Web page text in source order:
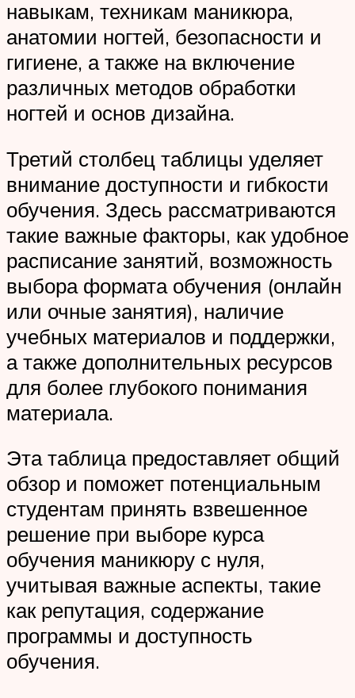
навыкам, техникам маникюра,
анатомии ногтей, безопасности и
гигиене, а также на включение
различных методов обработки
ногтей и основ дизайна.
Третий столбец таблицы уделяет
внимание доступности и гибкости
обучения. Здесь рассматриваются
такие важные факторы, как удобное
расписание занятий, возможность
выбора формата обучения (онлайн
или очные занятия), наличие
учебных материалов и поддержки,
а также дополнительных ресурсов
для более глубокого понимания
материала.
Эта таблица предоставляет общий
обзор и поможет потенциальным
студентам принять взвешенное
решение при выборе курса
обучения маникюру с нуля,
учитывая важные аспекты, такие
как репутация, содержание
программы и доступность
обучения.